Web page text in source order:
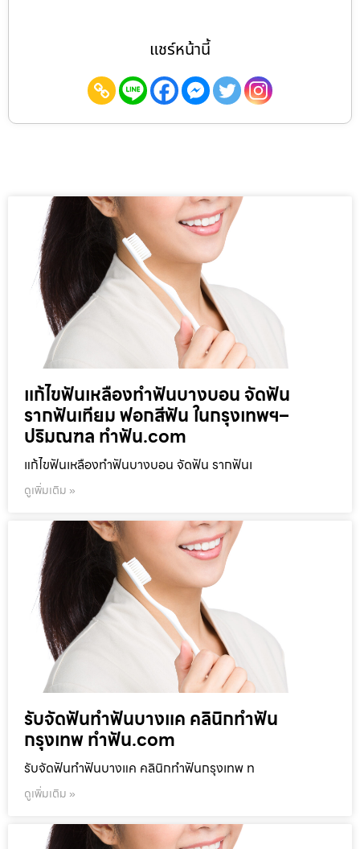
แชร์หน้านี้
แก้ไขฟันเหลืองทำฟันบางบอน จัดฟัน
รากฟันเทียม ฟอกสีฟัน ในกรุงเทพฯ–
ปริมณฑล ทำฟัน.com
แก้ไขฟันเหลืองทำฟันบางบอน จัดฟัน รากฟันเ
ดูเพิ่มเติม »
รับจัดฟันทำฟันบางแค คลินิกทำฟัน
กรุงเทพ ทำฟัน.com
รับจัดฟันทำฟันบางแค คลินิกทำฟันกรุงเทพ ท
ดูเพิ่มเติม »